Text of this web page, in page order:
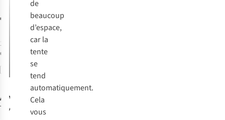
€299,95
1
disponible
Comparer
Ayacucho
Tente Koli 3
Vaude
Tente
Allround
de
beaucoup
d’espace,
car la
tente
se
tend
automatiquement.
Cela
vous